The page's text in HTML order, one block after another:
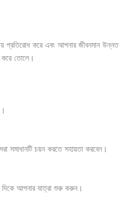
প্রতিরোধ করে এবং আপনার জীবনমান উন্নত
করে তোলে।
সমাধানটি চয়ন করতে সহায়তা করবেন।
দিকে আপনার যাত্রা শুরু করুন।